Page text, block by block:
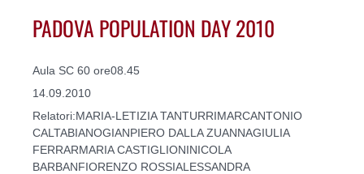
PADOVA POPULATION DAY 2010
Aula SC 60 ore08.45
14.09.2010
Relatori:MARIA-LETIZIA TANTURRIMARCANTONIO
CALTABIANOGIANPIERO DALLA ZUANNAGIULIA
FERRARMARIA CASTIGLIONINICOLA
BARBANFIORENZO ROSSIALESSANDRA